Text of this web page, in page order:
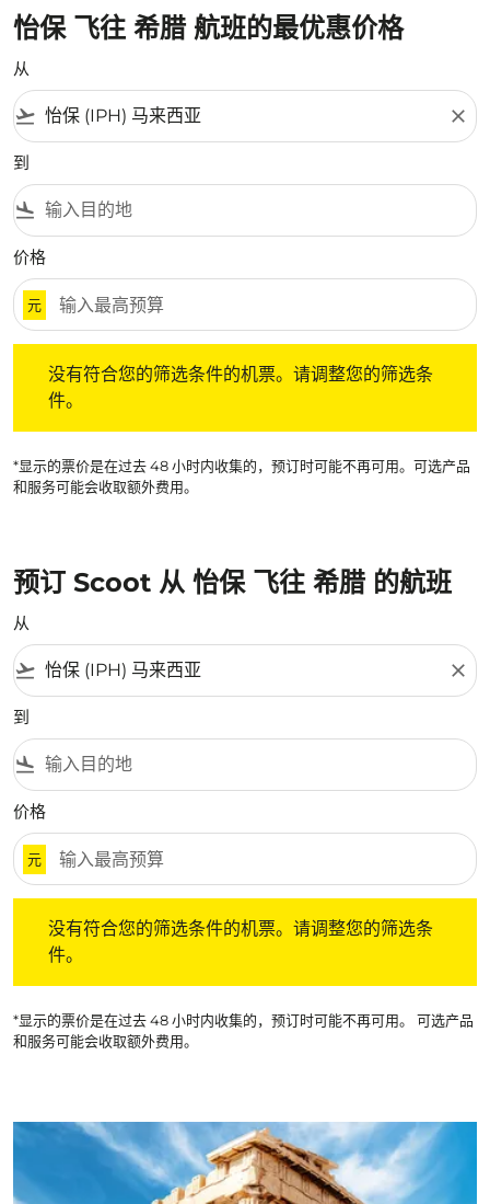
怡保 飞往 希腊 航班的最优惠价格
从
flight_takeoff close
到
flight_land
价格
元
没有符合您的筛选条件的机票。请调整您的筛选条
件。
*显示的票价是在过去 48 小时内收集的，预订时可能不再可用。可选产品
和服务可能会收取额外费用。
预订 Scoot 从 怡保 飞往 希腊 的航班
从
flight_takeoff close
到
flight_land
价格
元
没有符合您的筛选条件的机票。请调整您的筛选条
件。
*显示的票价是在过去 48 小时内收集的，预订时可能不再可用。 可选产品
和服务可能会收取额外费用。